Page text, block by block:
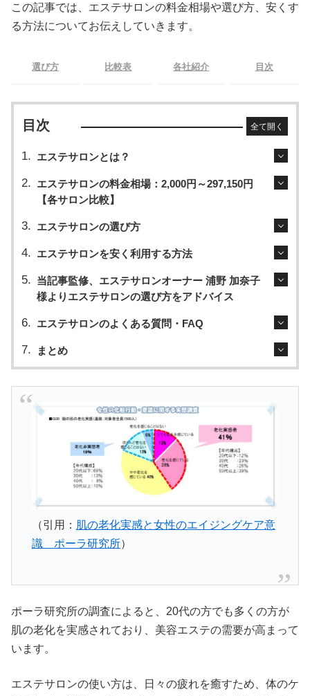
この記事では、エステサロンの料金相場や選び方、安くす
る方法についてお伝えしていきます。
選び方 比較表 各社紹介 目次
目次 全て開く
エステサロンとは？
エステサロンの料金相場：2,000円～297,150円
【各サロン比較】
エステサロンの選び方
エステサロンを安く利用する方法
当記事監修、エステサロンオーナー 浦野 加奈子
様よりエステサロンの選び方をアドバイス
エステサロンのよくある質問・FAQ
まとめ
（引用： 肌の老化実感と女性のエイジングケア意
識 ポーラ研究所）
ポーラ研究所の調査によると、20代の方でも多くの方が
肌の老化を実感されており、美容エステの需要が高まって
います。
エステサロンの使い方は、日々の疲れを癒すため、体のケ